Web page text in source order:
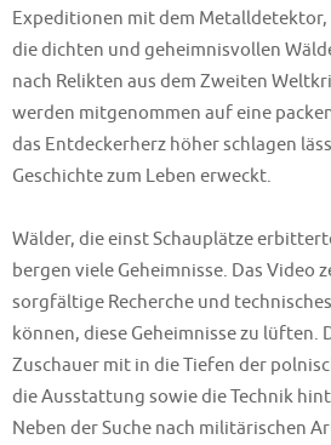
Expeditionen mit dem
die dichten und geheimnisvollen
nach Relikten aus dem Zweiten
werden mitgenommen auf eine
das Entdeckerherz höher schlagen
Geschichte zum Leben erweckt.
Wälder, die einst Schauplätze
bergen viele Geheimnisse. Das Video
sorgfältige Recherche und
können, diese Geheimnisse zu lüften.
Zuschauer mit in die Tiefen der
die Ausstattung sowie die Technik
Neben der Suche nach militärischen